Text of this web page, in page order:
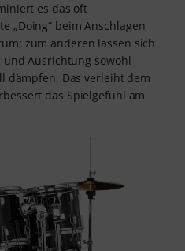
es das oft
„Doing“ beim Anschlagen
zum anderen lassen sich
Ausrichtung sowohl
dämpfen. Das verleiht dem
das Spielgefühl am